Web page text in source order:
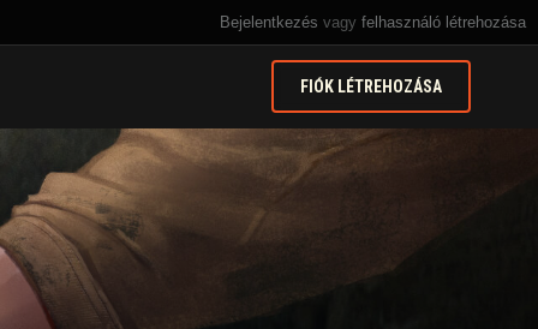
Bejelentkezés vagy felhasználó létrehozása
FIÓK LÉTREHOZÁSA